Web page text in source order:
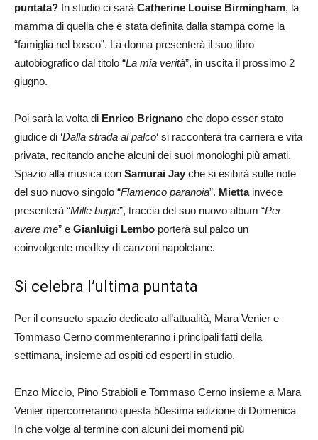
puntata? In studio ci sarà Catherine Louise Birmingham, la
mamma di quella che è stata definita dalla stampa come la
“famiglia nel bosco”. La donna presenterà il suo libro
autobiografico dal titolo “La mia verità”, in uscita il prossimo 2
giugno.
Poi sarà la volta di Enrico Brignano che dopo esser stato
giudice di ‘Dalla strada al palco‘ si racconterà tra carriera e vita
privata, recitando anche alcuni dei suoi monologhi più amati.
Spazio alla musica con Samurai Jay che si esibirà sulle note
del suo nuovo singolo “Flamenco paranoia”. Miettainvece
presenterà “Mille bugie”, traccia del suo nuovo album “Per
avere me” e Gianluigi Lembo porterà sul palco un
coinvolgente medley di canzoni napoletane.
Si celebra l’ultima puntata
Per il consueto spazio dedicato all’attualità, Mara Venier e
Tommaso Cerno commenteranno i principali fatti della
settimana, insieme ad ospiti ed esperti in studio.
Enzo Miccio, Pino Strabioli e Tommaso Cerno insieme a Mara
Venier ripercorreranno questa 50esima edizione di Domenica
In che volge al termine con alcuni dei momenti più